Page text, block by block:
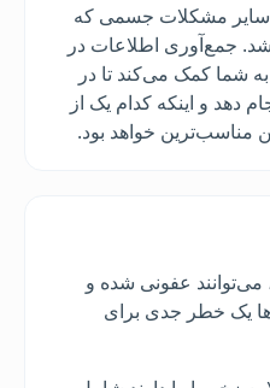
سایر مشکلات جسمی که
جمع‌آوری اطلاعات در
شما کمک می‌کند تا در
دهد و اینکه کدام یک از
مناسب‌ترین خواهد بود.
می‌توانند عفونی شده و
یک خطر جدی برای